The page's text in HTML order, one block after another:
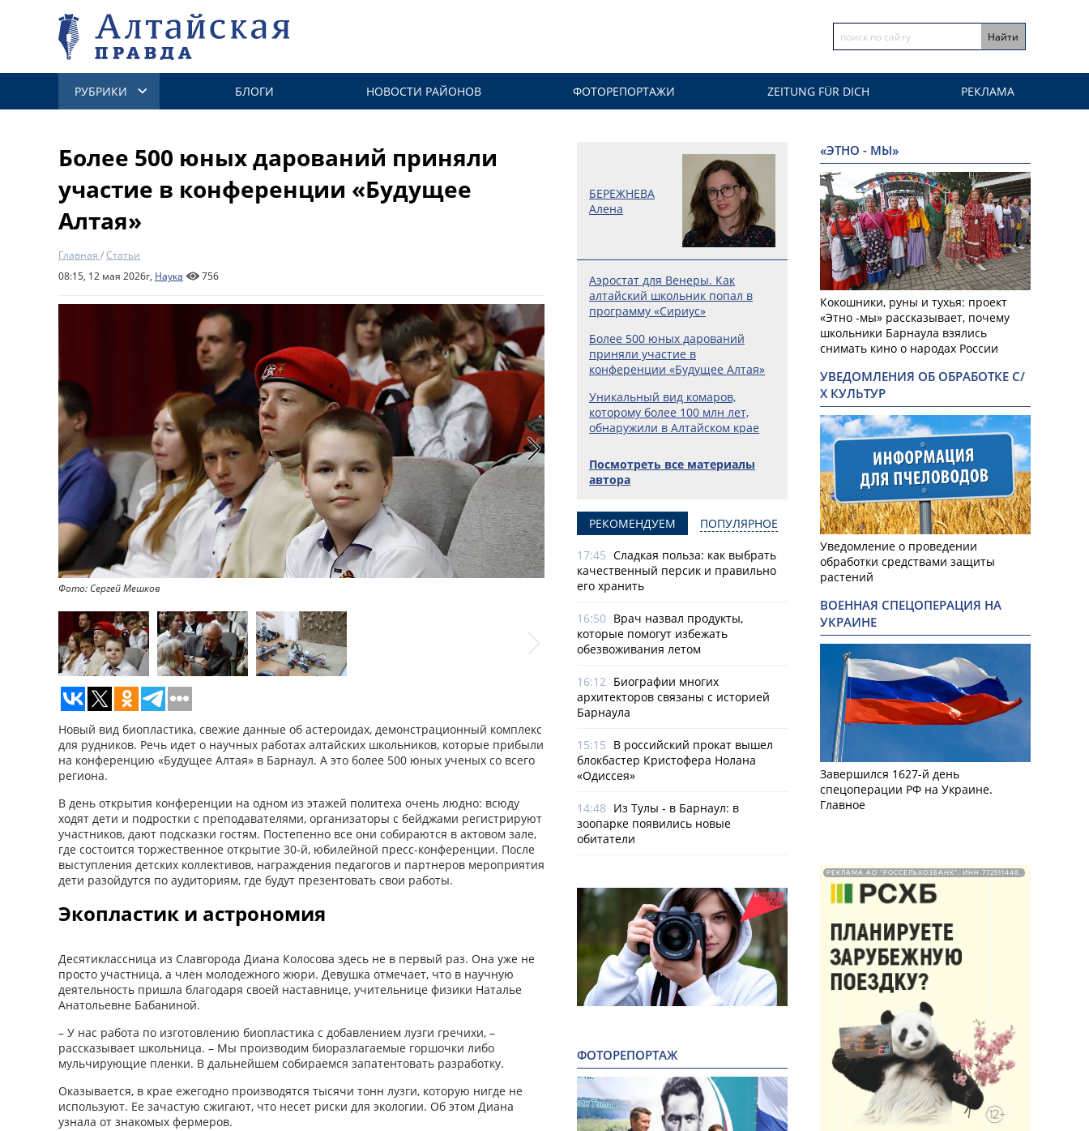
РУБРИКИ БЛОГИ НОВОСТИ РАЙОНОВ ФОТОРЕПОРТАЖИ ZEITUNG FÜR DICH РЕКЛАМА
Более 500 юных дарований приняли
участие в конференции «Будущее
Алтая»
Главная /Статьи
08:15, 12 мая 2026г, Наука 756
Фото: Сергей Мешков Фото: Сергей Мешков
Новый вид биопластика, свежие данные об астероидах, демонстрационный комплекс
для рудников. Речь идет о научных работах алтайских школьников, которые прибыли
на конференцию «Будущее Алтая» в Барнаул. А это более 500 юных ученых со всего
региона.
В день открытия конференции на одном из этажей политеха очень людно: всюду
ходят дети и подростки с преподавателями, организаторы с бейджами регистрируют
участников, дают подсказки гостям. Постепенно все они собираются в актовом зале,
где состоится торжественное открытие 30-й, юбилейной пресс-конференции. После
выступления детских коллективов, награждения педагогов и партнеров мероприятия
дети разойдутся по аудиториям, где будут презентовать свои работы.
Экопластик и астрономия
Десятиклассница из Славгорода Диана Колосова здесь не в первый раз. Она уже не
просто участница, а член молодежного жюри. Девушка отмечает, что в научную
деятельность пришла благодаря своей наставнице, учительнице физики Наталье
Анатольевне Бабаниной.
– У нас работа по изготовлению биопластика с добавлением лузги гречихи, –
рассказывает школьница. – Мы производим биоразлагаемые горшочки либо
мульчирующие пленки. В дальнейшем собираемся запатентовать разработку.
Оказывается, в крае ежегодно производятся тысячи тонн лузги, которую нигде не
используют. Ее зачастую сжигают, что несет риски для экологии. Об этом Диана
узнала от знакомых фермеров.
БЕРЕЖНЕВА
Алена
Аэростат для Венеры. Как
алтайский школьник попал в
программу «Сириус»
Более 500 юных дарований
приняли участие в
конференции «Будущее Алтая»
Уникальный вид комаров,
которому более 100 млн лет,
обнаружили в Алтайском крае
Посмотреть все материалы
автора
РЕКОМЕНДУЕМ ПОПУЛЯРНОЕ
17:45 Сладкая польза: как выбрать
качественный персик и правильно
его хранить
16:50 Врач назвал продукты,
которые помогут избежать
обезвоживания летом
16:12 Биографии многих
архитекторов связаны с историей
Барнаула
15:15 В российский прокат вышел
блокбастер Кристофера Нолана
«Одиссея»
14:48 Из Тулы - в Барнаул: в
зоопарке появились новые
обитатели
ФОТОРЕПОРТАЖ
«ЭТНО - МЫ»
Кокошники, руны и тухья: проект
«Этно -мы» рассказывает, почему
школьники Барнаула взялись
снимать кино о народах России
УВЕДОМЛЕНИЯ ОБ ОБРАБОТКЕ С/
Х КУЛЬТУР
Уведомление о проведении
обработки средствами защиты
растений
ВОЕННАЯ СПЕЦОПЕРАЦИЯ НА
УКРАИНЕ
Завершился 1627-й день
спецоперации РФ на Украине.
Главное
РЕКЛАМА АО "РОССЕЛЬХОЗБАНК". ИНН 772511448.